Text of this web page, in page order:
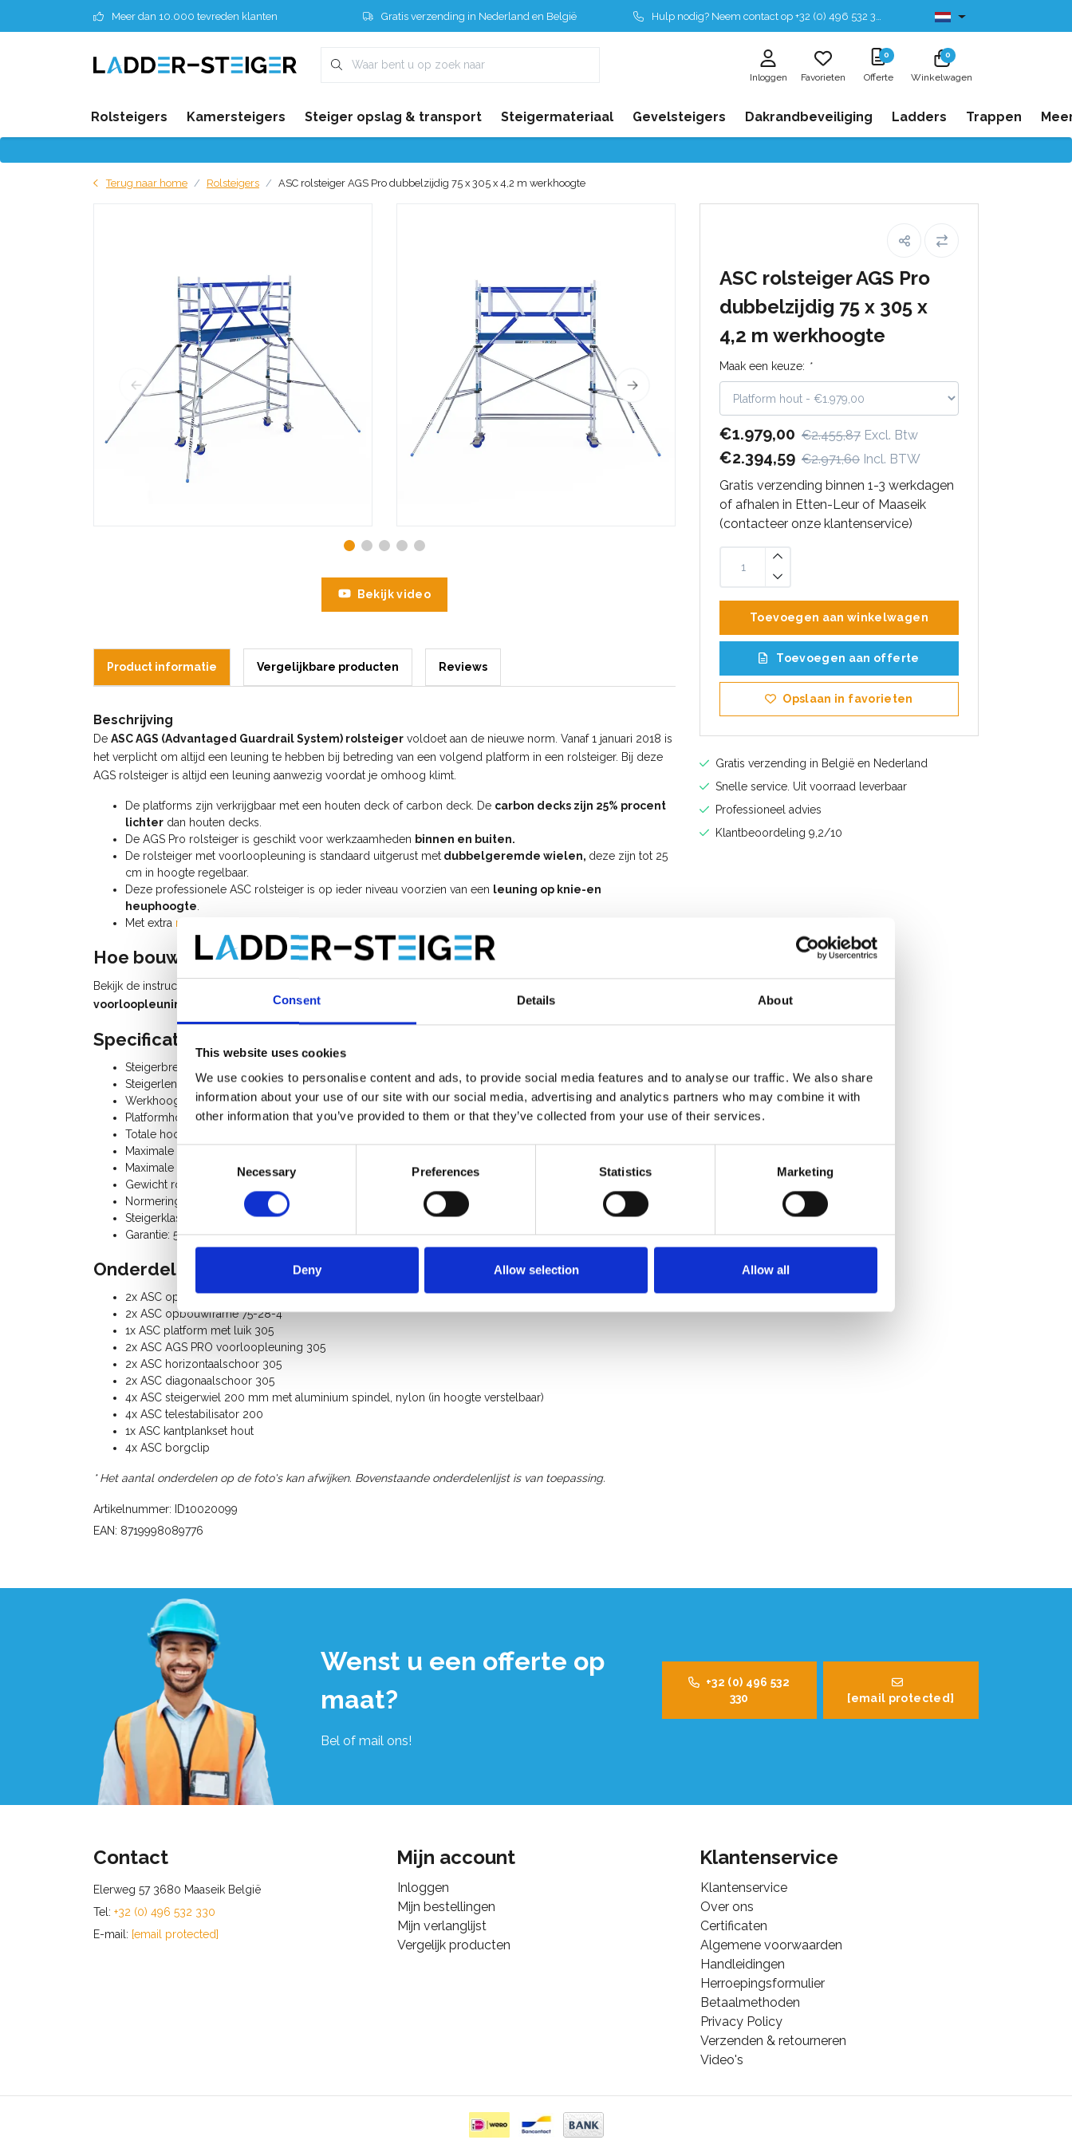
Consent Details About
This website uses cookies
We use cookies to personalise content and ads, to provide social media features and to analyse our traffic. We also share
information about your use of our site with our social media, advertising and analytics partners who may combine it with
other information that you’ve provided to them or that they’ve collected from your use of their services.
Necessary Preferences Statistics Marketing
Deny Allow selection Allow all
Meer dan 10.000 tevreden klanten Gratis verzending in Nederland en België Hulp nodig? Neem contact op +32 (0) 496 532 330 Leverbaar uit voorraad
Inloggen Favorieten
0
Offerte
0
Winkelwagen
Rolsteigers Kamersteigers Steiger opslag & transport Steigermateriaal Gevelsteigers Dakrandbeveiliging Ladders Trappen
Terug naar home Rolsteigers ASC rolsteiger AGS Pro dubbelzijdig 75 x 305 x 4,2 m werkhoogte
ASC rolsteiger AGS Pro
dubbelzijdig 75 x 305 x
4,2 m werkhoogte
Maak een keuze: *
€1.979,00 €2.455,87 Excl. Btw
€2.394,59 €2.971,60 Incl. BTW
Gratis verzending binnen 1-3 werkdagen
of afhalen in Etten-Leur of Maaseik
(contacteer onze klantenservice)
Toevoegen aan winkelwagen
Toevoegen aan offerte
Opslaan in favorieten
Gratis verzending in België en Nederland
Snelle service. Uit voorraad leverbaar
Professioneel advies
Klantbeoordeling 9,2/10
Bekijk video
Product informatie Vergelijkbare producten Reviews
Beschrijving
De ASC AGS (Advantaged Guardrail System) rolsteiger voldoet aan de nieuwe norm. Vanaf 1 januari 2018 is
het verplicht om altijd een leuning te hebben bij betreding van een volgend platform in een rolsteiger. Bij deze
AGS rolsteiger is altijd een leuning aanwezig voordat je omhoog klimt.
De platforms zijn verkrijgbaar met een houten deck of carbon deck. De carbon decks zijn 25% procent
lichter dan houten decks.
De AGS Pro rolsteiger is geschikt voor werkzaamheden binnen en buiten.
De rolsteiger met voorloopleuning is standaard uitgerust met dubbelgeremde wielen, deze zijn tot 25
cm in hoogte regelbaar.
Deze professionele ASC rolsteiger is op ieder niveau voorzien van een leuning op knie-en
heuphoogte
Met extra rolsteiger onderdelen
Hoe bouw ik een rolsteiger met voorloopleuningen op?
Bekijk de instructievideo (watch video) voor het opbouwen van de
voorloopleuning
of raadpleeg dehandleiding AGS Pro rolsteiger met voorloopleuning.
Specificaties:
Steigerbreedte: 0,75 m
Steigerlengte: 3,05 m
Werkhoogte: 4,20 m
Platformhoogte: 2,20 m
Totale hoogte rolsteiger: 3,20 m
Maximale belasting platform: 250 Kg
Maximale belasting rolsteiger: 750 Kg
Gewicht rolsteiger: 108 Kg
Normering: N-EN1004-3, EN 1298, TÜV-GS, professioneel gebruik
Steigerklasse III (200 Kg/m²)
Garantie: 5 jaar
Onderdelenlijst:
2x ASC opbouwframe 75-28-7
2x ASC opbouwframe 75-28-4
1x ASC platform met luik 305
2x ASC AGS PRO voorloopleuning 305
2x ASC horizontaalschoor 305
2x ASC diagonaalschoor 305
4x ASC steigerwiel 200 mm met aluminium spindel, nylon (in hoogte verstelbaar)
4x ASC telestabilisator 200
1x ASC kantplankset hout
4x ASC borgclip
* Het aantal onderdelen op de foto's kan afwijken. Bovenstaande onderdelenlijst is van toepassing.
Artikelnummer: ID10020099
EAN: 8719998089776
Wenst u een offerte op
maat?
Bel of mail ons!
+32 (0) 496 532
330
[email protected]
Contact
Elerweg 57 3680 Maaseik België
Tel: +32 (0) 496 532 330
E-mail: [email protected]
Mijn account
Inloggen
Mijn bestellingen
Mijn verlanglijst
Vergelijk producten
Klantenservice
Klantenservice
Over ons
Certificaten
Algemene voorwaarden
Handleidingen
Herroepingsformulier
Betaalmethoden
Privacy Policy
Verzenden & retourneren
Video's